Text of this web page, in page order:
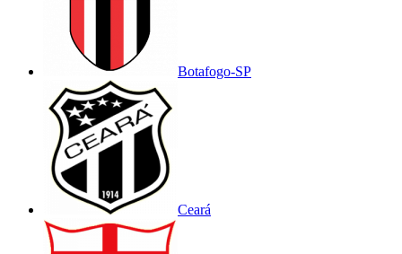
Botafogo-SP
Ceará